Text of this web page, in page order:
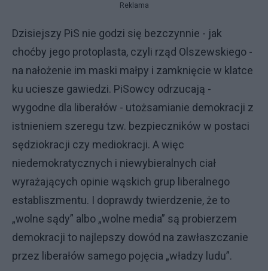
Reklama
Dzisiejszy PiS nie godzi się bezczynnie - jak
choćby jego protoplasta, czyli rząd Olszewskiego -
na nałożenie im maski małpy i zamknięcie w klatce
ku uciesze gawiedzi. PiSowcy odrzucają -
wygodne dla liberałów - utożsamianie demokracji z
istnieniem szeregu tzw. bezpieczników w postaci
sędziokracji czy mediokracji. A więc
niedemokratycznych i niewybieralnych ciał
wyrażających opinie wąskich grup liberalnego
establiszmentu. I doprawdy twierdzenie, że to
„wolne sądy” albo „wolne media” są probierzem
demokracji to najlepszy dowód na zawłaszczanie
przez liberałów samego pojęcia „władzy ludu”.